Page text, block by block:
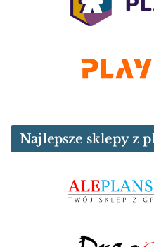
Najlepsze sklepy z